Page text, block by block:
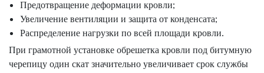
Предотвращение деформации кровли;
Увеличение вентиляции и защита от конденсата;
Распределение нагрузки по всей площади кровли.
При грамотной установке обрешетка кровли под битумную
черепицу один скат значительно увеличивает срок службы